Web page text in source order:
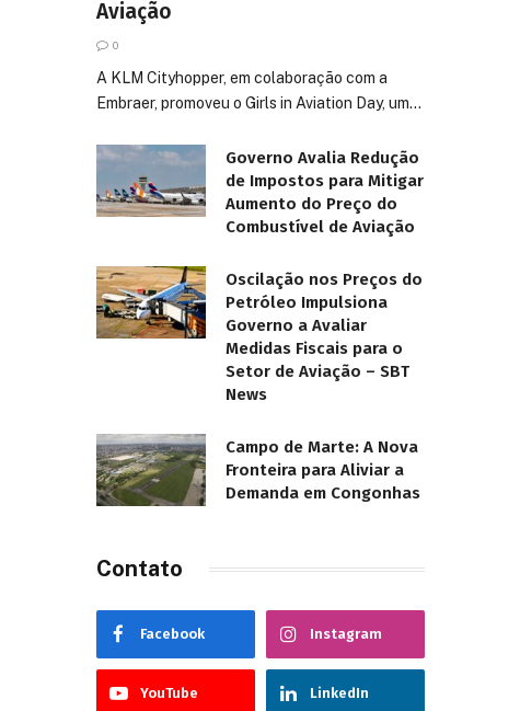
Aviação
0
A KLM Cityhopper, em colaboração com a
Embraer, promoveu o Girls in Aviation Day, um…
Governo Avalia Redução
de Impostos para Mitigar
Aumento do Preço do
Combustível de Aviação
Oscilação nos Preços do
Petróleo Impulsiona
Governo a Avaliar
Medidas Fiscais para o
Setor de Aviação – SBT
News
Campo de Marte: A Nova
Fronteira para Aliviar a
Demanda em Congonhas
Contato
Facebook Instagram
YouTube LinkedIn